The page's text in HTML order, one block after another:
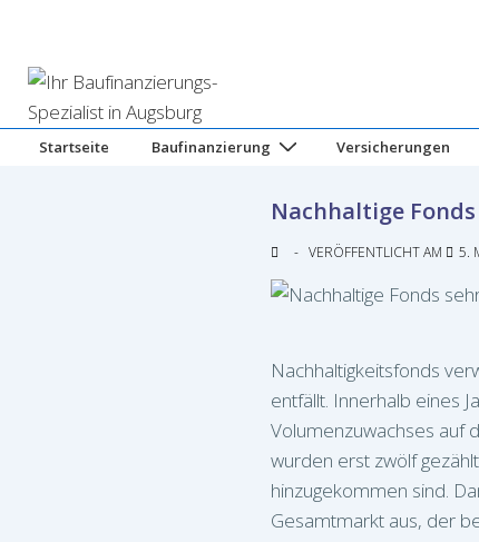
Inhalt
Hauptnavigation
Startseite Baufinanzierung Versicherungen
Nachhaltige
VERÖFFENTLICHT AM 5.
Nachhaltigkeitsfonds
entfällt. Innerhalb eines
Volumenzuwachses auf
wurden erst zwölf
hinzugekommen sind.
Gesamtmarkt aus, der